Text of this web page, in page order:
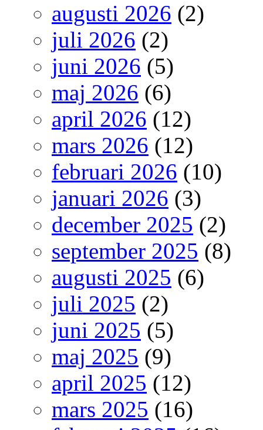
augusti 2026 (2)
juli 2026 (2)
juni 2026 (5)
maj 2026 (6)
april 2026 (12)
mars 2026 (12)
februari 2026 (10)
januari 2026 (3)
december 2025 (2)
september 2025 (8)
augusti 2025 (6)
juli 2025 (2)
juni 2025 (5)
maj 2025 (9)
april 2025 (12)
mars 2025 (16)